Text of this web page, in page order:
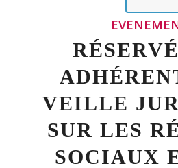
Il n’y a pas
publication est
Lire la